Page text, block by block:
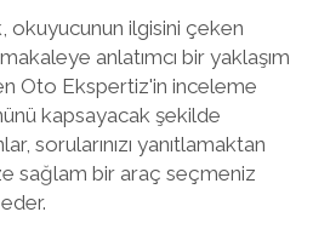
okuyucunun ilgisini çeken
anlatımcı bir yaklaşım
Oto Ekspertiz'in inceleme
kapsayacak şekilde
sorularınızı yanıtlamaktan
sağlam bir araç seçmeniz